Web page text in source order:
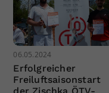
06.05.2024
Erfolgreicher
Freiluftsaisonstart